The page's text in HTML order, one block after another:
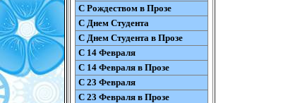
С Рождеством в Прозе
С Днем Студента
С Днем Студента в Прозе
С 14 Февраля
С 14 Февраля в Прозе
С 23 Февраля
С 23 Февраля в Прозе